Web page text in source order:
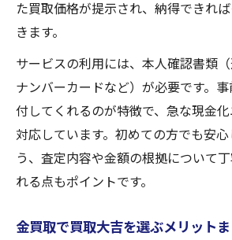
た買取価格が提示され、納得できれ
きます。
サービスの利用には、本人確認書類
ナンバーカードなど）が必要です。
付してくれるのが特徴で、急な現金
対応しています。初めての方でも安
う、査定内容や金額の根拠について
れる点もポイントです。
金買取で買取大吉を選ぶメリット